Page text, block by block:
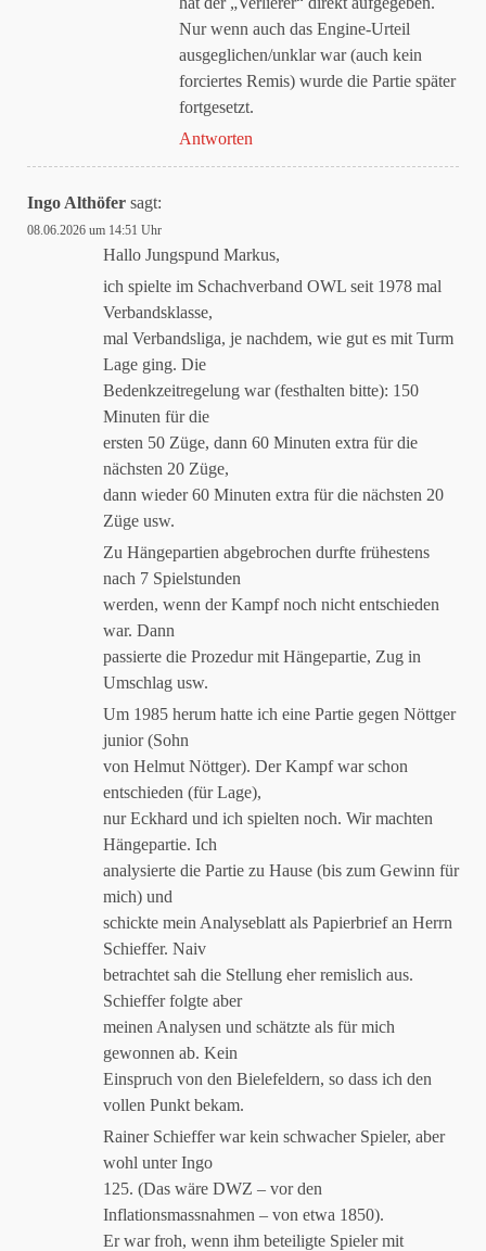
Nur wenn auch das Engine-Urteil
ausgeglichen/unklar war (auch kein
forciertes Remis) wurde die Partie später
fortgesetzt.
Antworten
Ingo Althöfer sagt:
08.06.2026 um 14:51 Uhr
Hallo Jungspund Markus,
ich spielte im Schachverband OWL seit 1978 mal
Verbandsklasse,
mal Verbandsliga, je nachdem, wie gut es mit Turm
Lage ging. Die
Bedenkzeitregelung war (festhalten bitte): 150
Minuten für die
ersten 50 Züge, dann 60 Minuten extra für die
nächsten 20 Züge,
dann wieder 60 Minuten extra für die nächsten 20
Züge usw.
Zu Hängepartien abgebrochen durfte frühestens
nach 7 Spielstunden
werden, wenn der Kampf noch nicht entschieden
war. Dann
passierte die Prozedur mit Hängepartie, Zug in
Umschlag usw.
Um 1985 herum hatte ich eine Partie gegen Nöttger
junior (Sohn
von Helmut Nöttger). Der Kampf war schon
entschieden (für Lage),
nur Eckhard und ich spielten noch. Wir machten
Hängepartie. Ich
analysierte die Partie zu Hause (bis zum Gewinn für
mich) und
schickte mein Analyseblatt als Papierbrief an Herrn
Schieffer. Naiv
betrachtet sah die Stellung eher remislich aus.
Schieffer folgte aber
meinen Analysen und schätzte als für mich
gewonnen ab. Kein
Einspruch von den Bielefeldern, so dass ich den
vollen Punkt bekam.
Rainer Schieffer war kein schwacher Spieler, aber
wohl unter Ingo
125. (Das wäre DWZ – vor den
Inflationsmassnahmen – von etwa 1850).
Er war froh, wenn ihm beteiligte Spieler mit